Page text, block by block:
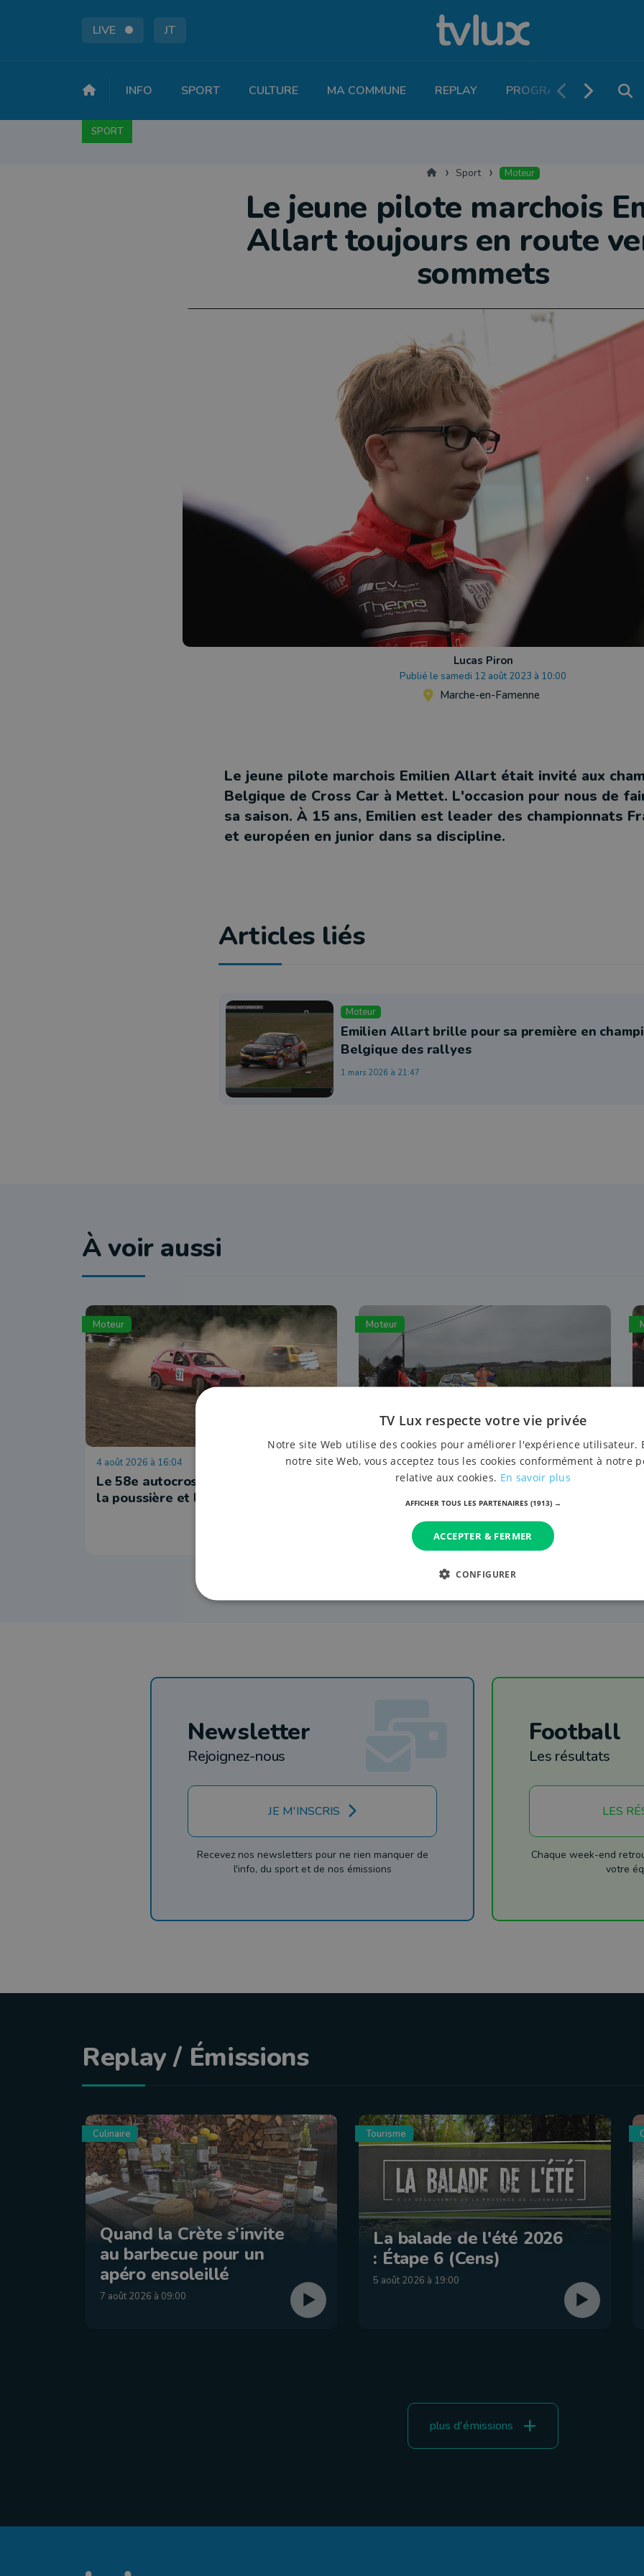
LIVE JT
INFO SPORT CULTURE MA COMMUNE REPLAY PROGRAMME TV
SPORT
AccueilSport Moteur
Le jeune pilote marchois
Allart toujours en route
sommets
Lucas Piron
Publié le samedi 12 août 2023 à 10:00
Marche-en-Famenne
Le jeune pilote marchois Emilien Allart était invité aux
Belgique de Cross Car à Mettet. L'occasion pour nous de
sa saison. À 15 ans, Emilien est leader des championnats
et européen en junior dans sa discipline.
Articles liés
Moteur
Emilien Allart brille pour sa première en
Belgique des rallyes
1 mars 2026 à 21:47
À voir aussi
Moteur
4 août 2026 à 16:04
Le 58e autocross de Hives dompte
la poussière et la sécheresse
Moteur
12 avril 2026 à 15:57
Le B-Short de Tenneville marque un
retour attendu dans la province
Newsletter
Rejoignez-nous
JE M'INSCRIS
Recevez nos newsletters pour ne rien manquer de
l'info, du sport et de nos émissions
Football
Les résultats
LES
Chaque week-end
votre
Replay / Émissions
Culinaire
Quand la Crète s’invite
au barbecue pour un
apéro ensoleillé
7 août 2026 à 09:00
Tourisme
La balade de l'été 2026
: Étape 6 (Cens)
5 août 2026 à 19:00
plus d'émissions
TV Lux respecte votre vie privée
Notre site Web utilise des cookies pour améliorer l'expérience utilisateur.
notre site Web, vous acceptez tous les cookies conformément à notre
relative aux cookies. En savoir plus
AFFICHER TOUS LES PARTENAIRES (1913) →
ACCEPTER & FERMER
CONFIGURER